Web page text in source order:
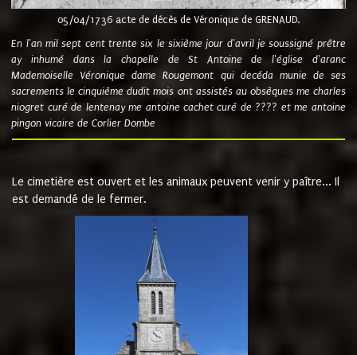
05/04/1736 acte de décès de Véronique de GRENAUD.
En l'an mil sept cent trente six le sixième jour d'avril je soussigné prêtre
ay inhumé dans la chapelle de St Antoine de l'église d'aranc
Mademoiselle Véronique dame Rougemont qui decéda munie de ses
sacrements le cinquième dudit mois ont assistés au obsèques me charles
niogret curé de lentenay me antoine cachet curé de ???? et me antoine
pingon vicaire de Corlier Dombe
Le cimetière est ouvert et les animaux peuvent venir y paître... Il
est demandé de le fermer.